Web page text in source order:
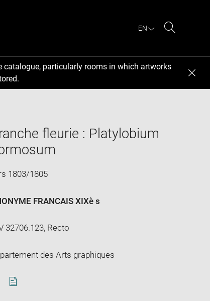
EN
particularly rooms in which artworks
fleurie : Platylobium
1803/1805
FRANCAIS XIXè s
32706.123, Recto
des Arts graphiques